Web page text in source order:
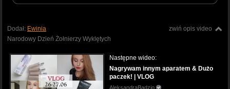
zwiń opis video
Dodał: Ewinia
Narodowy Dzień Żołnierzy Wyklętych
Następne wideo:
Nagrywam innym aparatem & Dużo
paczek! | VLOG
AleksandraBadzio